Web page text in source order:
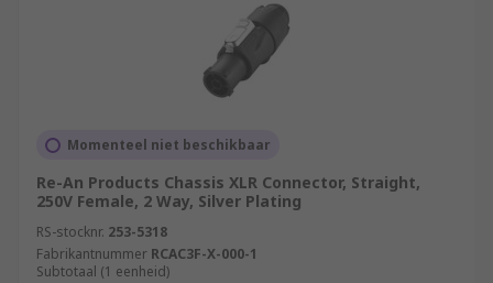
Momenteel niet beschikbaar
Re-An Products Chassis XLR Connector, Straight,
250V Female, 2 Way, Silver Plating
RS-stocknr. 253-5318
Fabrikantnummer RCAC3F-X-000-1
Subtotaal (1 eenheid)